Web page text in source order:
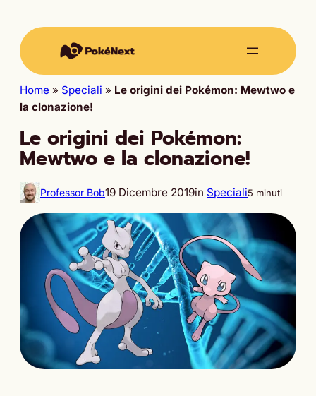
Home » Speciali » Le origini dei Pokémon: Mewtwo e
la clonazione!
Le origini dei Pokémon:
Mewtwo e la clonazione!
Professor Bob19 Dicembre 2019in Speciali5 minuti